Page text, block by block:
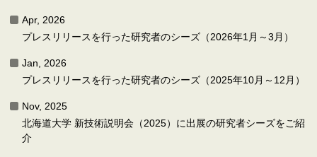
Apr, 2026
プレスリリースを行った研究者のシーズ（2026年1月～3月）
Jan, 2026
プレスリリースを行った研究者のシーズ（2025年10月～12月）
Nov, 2025
北海道大学 新技術説明会（2025）に出展の研究者シーズをご紹
介